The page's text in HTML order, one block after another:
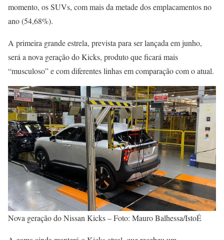
momento, os SUVs, com mais da metade dos emplacamentos no
ano (54,68%).
A primeira grande estrela, prevista para ser lançada em junho,
será a nova geração do Kicks, produto que ficará mais
“musculoso” e com diferentes linhas em comparação com o atual.
Nova geração do Nissan Kicks – Foto: Mauro Balhessa/IstoÉ